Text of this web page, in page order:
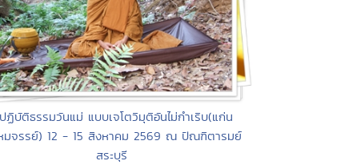
ฏิบัติธรรมวันแม่ แบบเจโตวิมุติอันไม่กำเริบ(แก่น
มจรรย์) 12 - 15 สิงหาคม 2569 ณ ปัณฑิตารมย์
สระบุรี